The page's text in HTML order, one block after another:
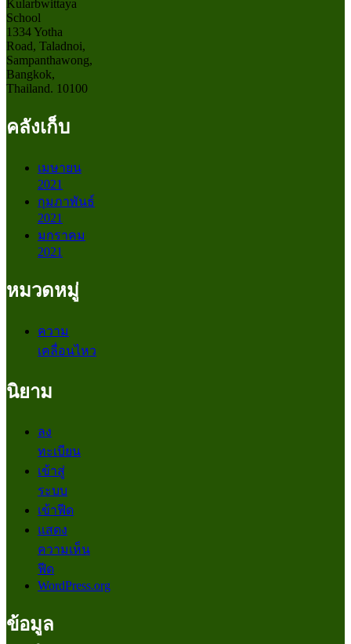
Kularbwittaya
School
1334 Yotha
Road, Taladnoi,
Sampanthawong,
Bangkok,
Thailand. 10100
คลังเก็บ
เมษายน
2021
กุมภาพันธ์
2021
มกราคม
2021
หมวดหมู่
ความ
เคลื่อนไหว
นิยาม
ลง
ทะเบียน
เข้าสู่
ระบบ
เข้าฟีด
แสดง
ความเห็น
ฟีด
WordPress.org
ข้อมูล